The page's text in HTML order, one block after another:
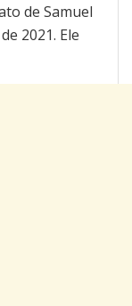
de Samuel
2021. Ele